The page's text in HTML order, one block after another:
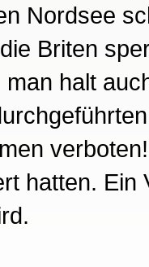
Nordsee
Briten
halt
hatten.